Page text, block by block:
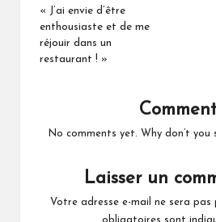
navigation
« J’ai envie d’être
enthousiaste et de me
réjouir dans un
restaurant ! »
No comments yet. Why don’t
Laisser un
Votre adresse e-mail ne sera pas